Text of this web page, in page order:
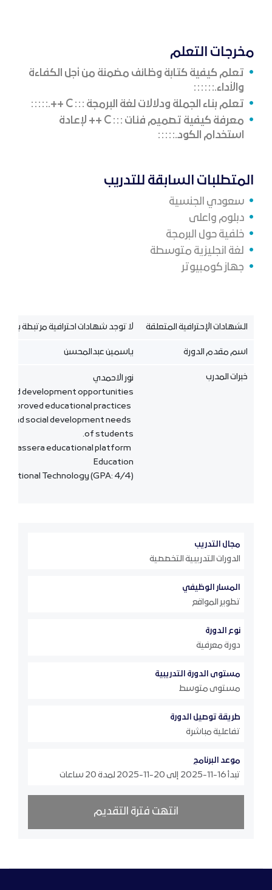
مخرجات التعلم
تعلم كيفية كتابة وظائف مضمنة من أجل الكفاءة
والأداء.
تعلم بناء الجملة ودلالات لغة البرمجة
C
++.
معرفة كيفية تصميم فئات
C ++ لإعادة
استخدام الكود.
المتطلبات السابقة للتدريب
سعودي الجنسية
دبلوم واعلى
خلفية حول البرمجة
لغة انجليزية متوسطة
جهاز كومبيوتر
الشهادات الإحترافية المتعلقة لا توجد شهادات احترافية مرتبطة
اسم مقدم الدورة ياسمين عبدالمحسن
خبرات المدرب
نور الاحمدي
and development opportunities.
of students.
Education
Technology (GPA: 4/4)
مجال التدريب
الدورات التدريبية التخصصية
المسار الوظيفي
تطوير المواقع
نوع الدورة
دورة معرفية
مستوى الدورة التدريبية
مستوى متوسط
طريقة توصيل الدورة
تفاعلية مباشرة
موعد البرنامج
تبدأ 16-11-2025 إلى 20-11-2025 لمدة 20 ساعات
انتهت فترة التقديم